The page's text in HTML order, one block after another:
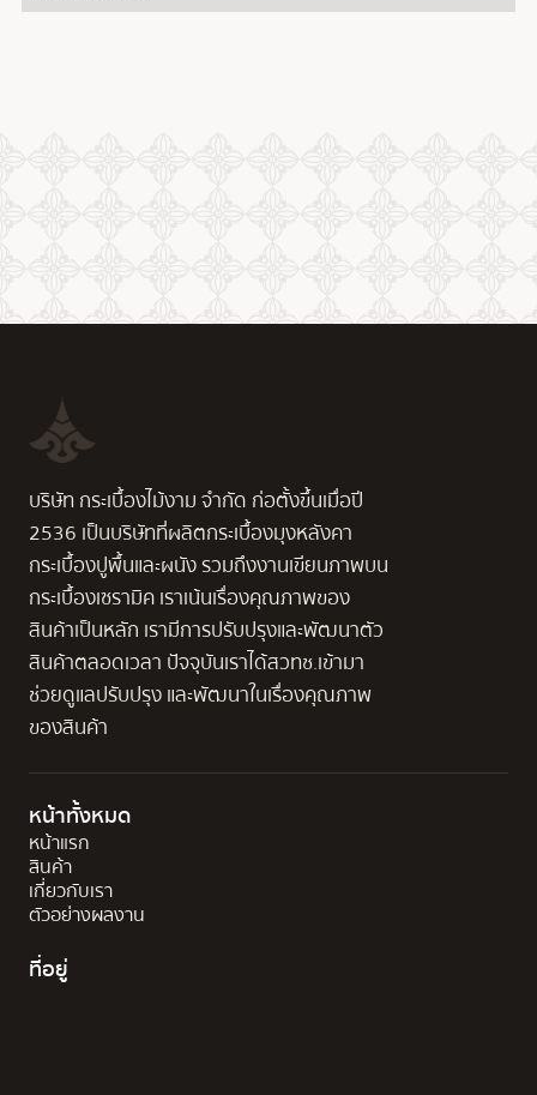
บริษัท กระเบื้องไม้งาม จำกัด ก่อตั้งขึ้นเมื่อปี
2536 เป็นบริษัทที่ผลิตกระเบื้องมุงหลังคา
กระเบื้องปูพื้นและผนัง รวมถึงงานเขียนภาพบน
กระเบื้องเซรามิค เราเน้นเรื่องคุณภาพของ
สินค้าเป็นหลัก เรามีการปรับปรุงและพัฒนาตัว
สินค้าตลอดเวลา ปัจจุบันเราได้สวทช.เข้ามา
ช่วยดูแลปรับปรุง และพัฒนาในเรื่องคุณภาพ
ของสินค้า
หน้าทั้งหมด
หน้าแรก
สินค้า
เกี่ยวกับเรา
ตัวอย่างผลงาน
ที่อยู่